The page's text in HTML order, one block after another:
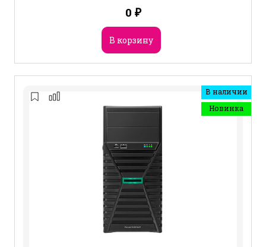
0 ₽
В корзину
В наличии
Новинка